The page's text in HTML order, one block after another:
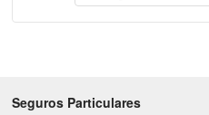
Seguros Particulares